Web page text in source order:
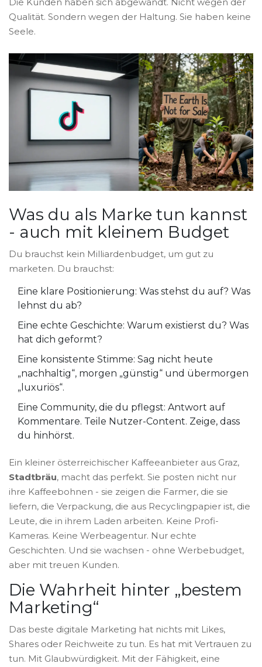
Qualität. Sondern wegen der Haltung. Sie haben keine
Seele.
Was du als Marke tun kannst
- auch mit kleinem Budget
Du brauchst kein Milliardenbudget, um gut zu
marketen. Du brauchst:
Eine klare Positionierung: Was stehst du auf? Was
lehnst du ab?
Eine echte Geschichte: Warum existierst du? Was
hat dich geformt?
Eine konsistente Stimme: Sag nicht heute
„nachhaltig“, morgen „günstig“ und übermorgen
„luxuriös“.
Eine Community, die du pflegst: Antwort auf
Kommentare. Teile Nutzer-Content. Zeige, dass
du hinhörst.
Ein kleiner österreichischer Kaffeeanbieter aus Graz,
Stadtbräu, macht das perfekt. Sie posten nicht nur
ihre Kaffeebohnen - sie zeigen die Farmer, die sie
liefern, die Verpackung, die aus Recyclingpapier ist, die
Leute, die in ihrem Laden arbeiten. Keine Profi-
Kameras. Keine Werbeagentur. Nur echte
Geschichten. Und sie wachsen - ohne Werbebudget,
aber mit treuen Kunden.
Die Wahrheit hinter „bestem
Marketing“
Das beste digitale Marketing hat nichts mit Likes,
Shares oder Reichweite zu tun. Es hat mit Vertrauen zu
tun. Mit Glaubwürdigkeit. Mit der Fähigkeit, eine